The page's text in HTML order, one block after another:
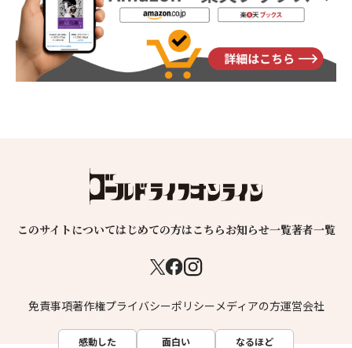
感動した 面白い なるほど
このサイトについてはじめての方はこちらお知らせ一覧著者一覧
免責事項著作権プライバシーポリシー メディアの方運営会社